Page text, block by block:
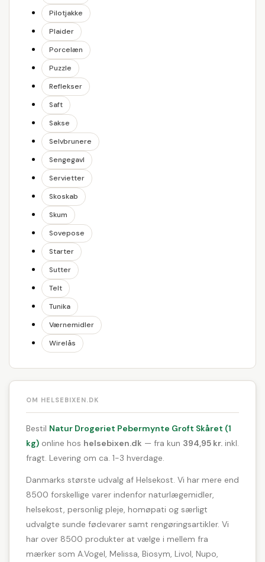
Pilotjakke
Plaider
Porcelæn
Puzzle
Reflekser
Saft
Sakse
Selvbrunere
Sengegavl
Servietter
Skoskab
Skum
Sovepose
Starter
Sutter
Telt
Tunika
Værnemidler
Wirelås
OM HELSEBIXEN.DK
Bestil Natur Drogeriet Pebermynte Groft Skåret (1
kg) online hos helsebixen.dk — fra kun 394,95 kr. inkl.
fragt. Levering om ca. 1-3 hverdage.
Danmarks største udvalg af Helsekost. Vi har mere end
8500 forskellige varer indenfor naturlægemidler,
helsekost, personlig pleje, homøpati og særligt
udvalgte sunde fødevarer samt rengøringsartikler. Vi
har over 8500 produkter at vælge i mellem fra
mærker som A.Vogel, Melissa, Biosym, Livol, Nupo,